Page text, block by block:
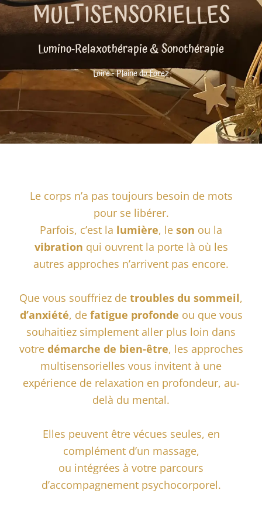
MULTISENSORIELLES
Lumino-Relaxothérapie & Sonothérapie
Loire - Plaine du Forez
Le corps n’a pas toujours besoin de mots
pour se libérer.
Parfois, c’est la lumière, le son ou la
vibration qui ouvrent la porte là où les
autres approches n’arrivent pas encore.
Que vous souffriez de troubles du sommeil,
d’anxiété, de fatigue profonde ou que vous
souhaitiez simplement aller plus loin dans
votre démarche de bien-être, les approches
multisensorielles vous invitent à une
expérience de relaxation en profondeur, au-
delà du mental.
Elles peuvent être vécues seules, en
complément d’un massage,
ou intégrées à votre parcours
d’accompagnement psychocorporel.